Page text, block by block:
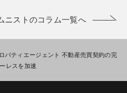
ニストのコラム一覧へ
パティエージェント 不動産売買契約の完
レスを加速